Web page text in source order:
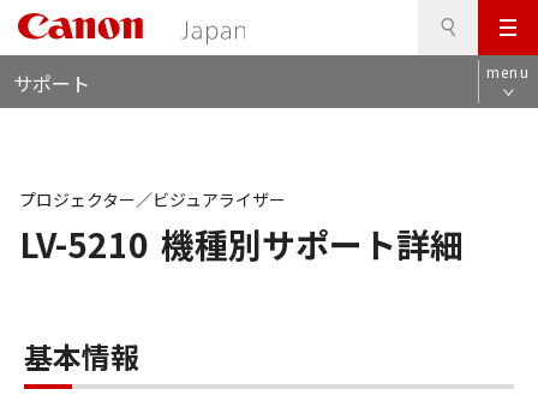
メ
ニ
ュ
サポート menu
LV-5210 機種別サポート詳細
プロジェクター／ビジュアライザー
基本情報